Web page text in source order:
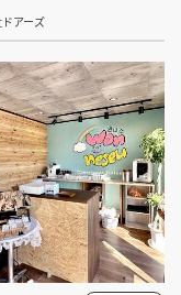
アーズ